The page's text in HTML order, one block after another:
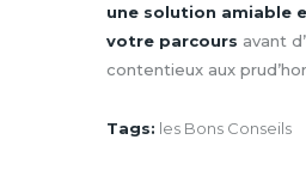
une solution amiable
votre parcours avant
contentieux aux
Tags: les Bons Conseils